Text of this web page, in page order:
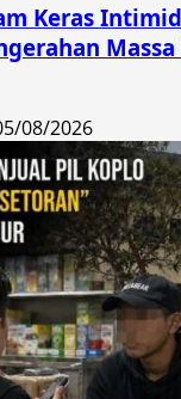
Keras
08/2026